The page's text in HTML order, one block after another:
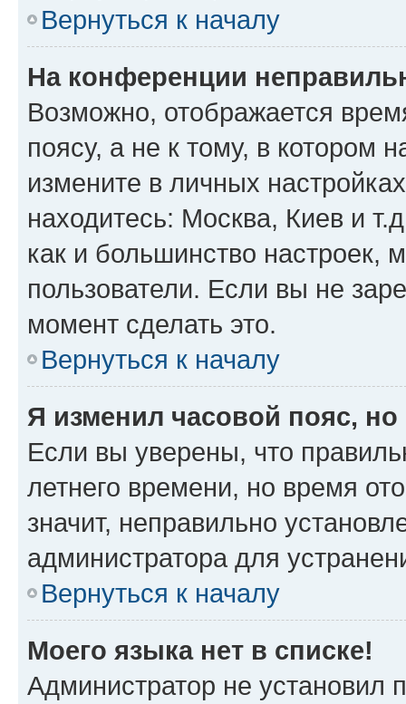
Вернуться к началу
На конференции
Возможно, отображается
поясу, а не к тому, в котором
измените в личных
находитесь: Москва, Киев и
как и большинство настроек,
пользователи. Если вы не
момент сделать это.
Вернуться к началу
Я изменил часовой пояс,
Если вы уверены, что
летнего времени, но время
значит, неправильно
администратора для
Вернуться к началу
Моего языка нет в списке!
Администратор не установил